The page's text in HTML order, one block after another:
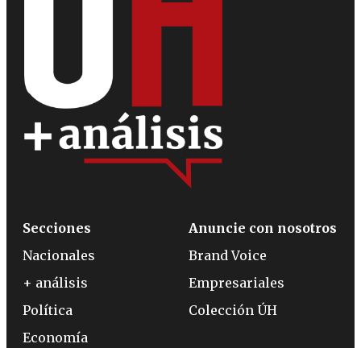
Secciones
Nacionales
+ análisis
Política
Economía
Anuncie con nosotros
Brand Voice
Empresariales
Colección ÚH